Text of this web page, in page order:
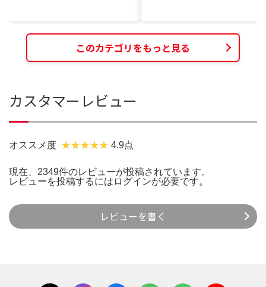
このカテゴリをもっと見る
カスタマーレビュー
オススメ度 4.9点
現在、2349件のレビューが投稿されています。
レビューを投稿するには ログインが必要です。
レビューを書く